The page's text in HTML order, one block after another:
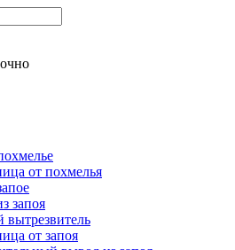
от похмелья
запоя
вытрезвитель
от запоя